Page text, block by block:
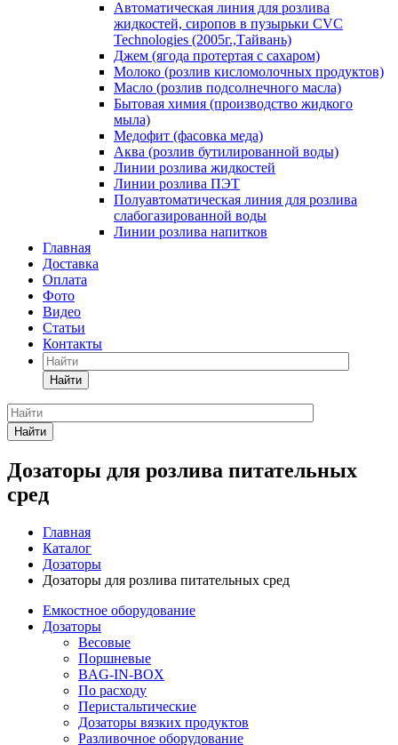
Автоматическая линия для розлива
жидкостей, сиропов в пузырьки CVC
Technologies (2005г.,Тайвань)
Джем (ягода протертая с сахаром)
Молоко (розлив кисломолочных продуктов)
Масло (розлив подсолнечного масла)
Бытовая химия (производство жидкого
мыла)
Медофит (фасовка меда)
Аква (розлив бутилированной воды)
Линии розлива жидкостей
Линии розлива ПЭТ
Полуавтоматическая линия для розлива
слабогазированной воды
Линии розлива напитков
Главная
Доставка
Оплата
Фото
Видео
Статьи
Контакты
Найти
Найти
Дозаторы для розлива питательных
сред
Главная
Каталог
Дозаторы
Дозаторы для розлива питательных сред
Емкостное оборудование
Дозаторы
Весовые
Поршневые
BAG-IN-BOX
По расходу
Перистальтические
Дозаторы вязких продуктов
Разливочное оборудование